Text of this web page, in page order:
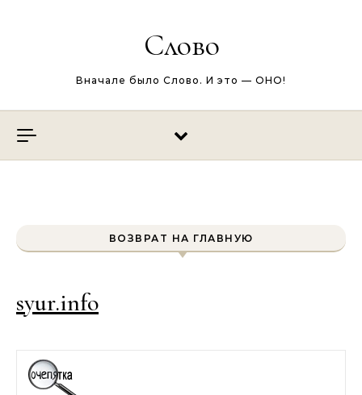
Слово
Вначале было Слово. И это — ОНО!
ВОЗВРАТ НА ГЛАВНУЮ
syur.info